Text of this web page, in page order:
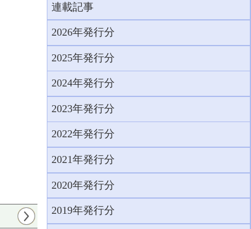
連載記事
2026年発行分
2025年発行分
2024年発行分
2023年発行分
2022年発行分
2021年発行分
2020年発行分
2019年発行分